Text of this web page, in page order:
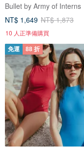
Bullet by Army of Interns
NT$ 1,649 NT$ 1,873
10 人正準備購買
免運 88 折